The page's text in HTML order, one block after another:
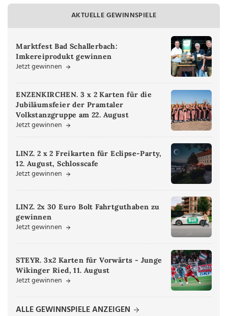
AKTUELLE GEWINNSPIELE
Marktfest Bad Schallerbach:
Imkereiprodukt gewinnen
Jetzt gewinnen
ENZENKIRCHEN. 3 x 2 Karten für die
Jubiläumsfeier der Pramtaler
Volkstanzgruppe am 22. August
Jetzt gewinnen
LINZ. 2 x 2 Freikarten für Eclipse-Party,
12. August, Schlosscafe
Jetzt gewinnen
LINZ. 2x 30 Euro Bolt Fahrtguthaben zu
gewinnen
Jetzt gewinnen
STEYR. 3x2 Karten für Vorwärts - Junge
Wikinger Ried, 11. August
Jetzt gewinnen
ALLE GEWINNSPIELE ANZEIGEN